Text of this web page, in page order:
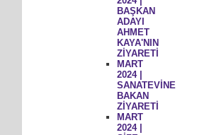
BAŞKAN
ADAYI
AHMET
KAYA'NIN
ZİYARETİ
MART
2024 |
SANATEVİNE
BAKAN
ZİYARETİ
MART
2024 |